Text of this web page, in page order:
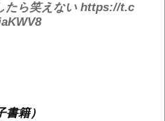
たら笑えない https://t.c
籍）